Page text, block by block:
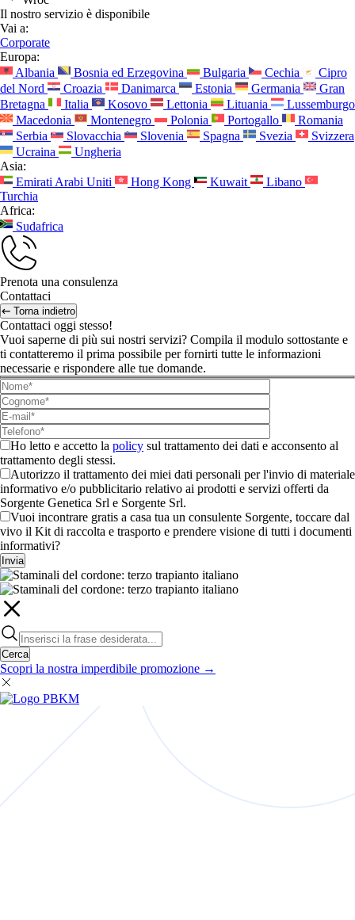
Il nostro servizio è disponibile
Vai a:
Corporate
Europa:
Albania
Bosnia ed Erzegovina Bulgaria Cechia
Cipro
del Nord
Croazia Danimarca Estonia Germania
Gran
Bretagna
Italia Kosovo Lettonia Lituania
Lussemburgo
Macedonia
Montenegro Polonia Portogallo
Romania
Serbia
Slovacchia Slovenia Spagna Svezia
Svizzera
Ucraina
Ungheria
Asia:
Emirati Arabi Uniti
Hong Kong Kuwait
Libano
Turchia
Africa:
Sudafrica
Prenota una consulenza
Contattaci
Torna indietro
Contattaci oggi stesso!
Vuoi saperne di più sui nostri servizi? Compila il modulo sottostante e
ti contatteremo il prima possibile per fornirti tutte le informazioni
necessarie e rispondere alle tue domande.
Ho letto e accetto la policy sul trattamento dei dati e acconsento al
trattamento degli stessi.
Autorizzo il trattamento dei miei dati personali per l'invio di materiale
informativo e/o pubblicitario relativo ai prodotti e servizi offerti da
Sorgente Genetica Srl e Sorgente Srl.
Vuoi incontrare gratis a casa tua un consulente Sorgente, toccare dal
vivo il Kit di raccolta e trasporto e prendere visione di tutti i documenti
informativi?
Invia
Cerca
Scopri la nostra imperdibile promozione →